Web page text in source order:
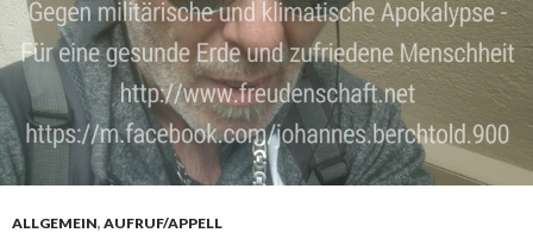
ALLGEMEIN, AUFRUF/APPELL